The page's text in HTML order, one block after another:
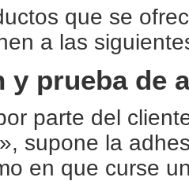
que se
a las
y prueba de
parte del
supone la
en que curse